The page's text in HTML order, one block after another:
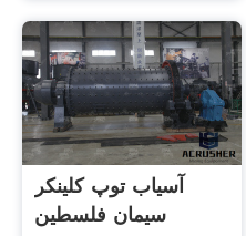
آسیاب توپ کلینکر
سیمان فلسطین